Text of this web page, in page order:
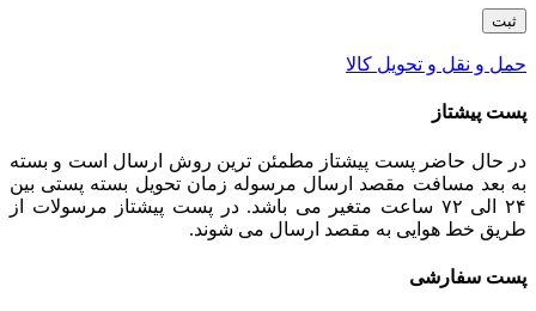
حمل و نقل و تحویل کالا
پست پیشتاز
در حال حاضر پست پیشتاز مطمئن ترین روش ارسال است و بسته
به بعد مسافت مقصد ارسال مرسوله زمان تحویل بسته پستی بین
۲۴ الی ۷۲ ساعت متغیر می باشد. در پست پیشتاز مرسولات از
طریق خط هوایی به مقصد ارسال می شوند.
پست سفارشی